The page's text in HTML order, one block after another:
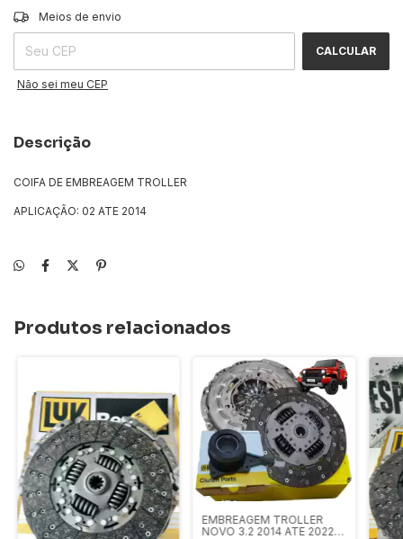
Entregas para o CEP:
Meios de envio
CALCULAR
Não sei meu CEP
Descrição
COIFA DE EMBREAGEM TROLLER
APLICAÇÃO: 02 ATE 2014
Produtos relacionados
EMBREAGEM TROLLER
NOVO 3.2 2014 ATE 2022